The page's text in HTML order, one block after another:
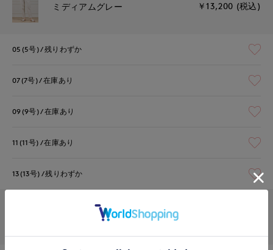
ミディアムグレー ￥13,200 (税込)
05(5号) 残りわずか
07(7号) 在庫あり
09(9号) 在庫あり
11(11号) 在庫あり
13(13号) 残りわずか